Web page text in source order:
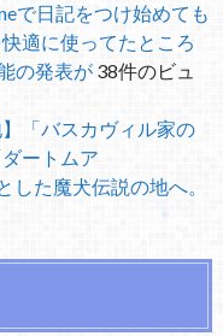
で日記をつけ始めても
適に使ってたところ
の発表が 38件のビュ
】「バスカヴィル家の
ートムア
した魔犬伝説の地へ。